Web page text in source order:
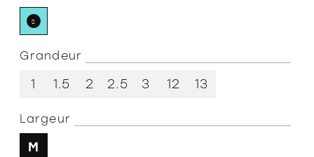
Grandeur
1 1.5 2 2.5 3 12 13
Largeur
M